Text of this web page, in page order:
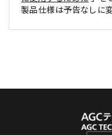
製品仕様は予告なしに